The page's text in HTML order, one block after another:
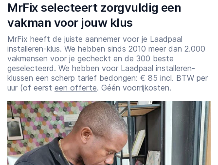
MrFix selecteert zorgvuldig een
vakman voor jouw klus
MrFix heeft de juiste aannemer voor je Laadpaal
installeren-klus. We hebben sinds 2010 meer dan 2.000
vakmensen voor je gecheckt en de 300 beste
geselecteerd. We hebben voor Laadpaal installeren-
klussen een scherp tarief bedongen: € 85 incl. BTW per
uur (of eerst een offerte. Géén voorrijkosten.